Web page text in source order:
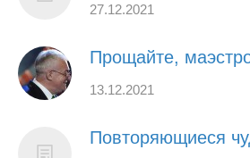
27.12.2021
Прощайте,
13.12.2021
Повторяющиеся